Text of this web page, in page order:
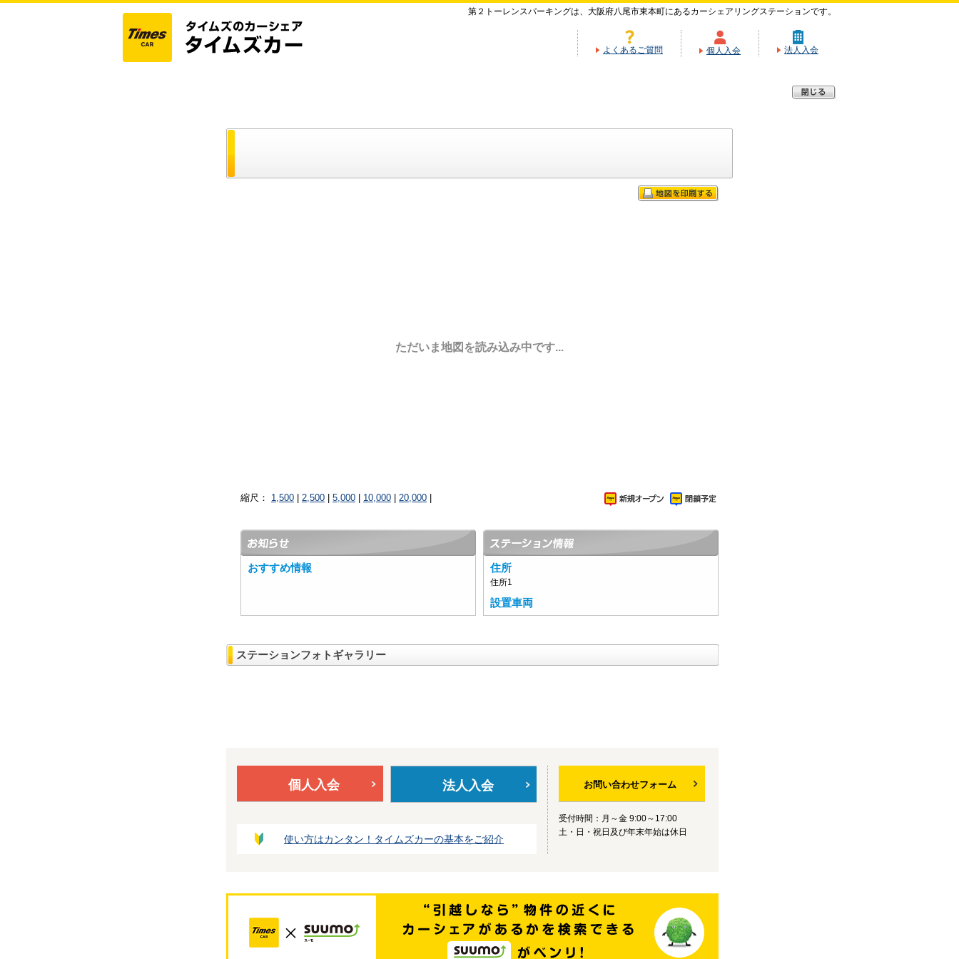
第２トーレンスパーキングは、大阪府八尾市東本町にあるカーシェアリングステーションです。
よくあるご質問 個人入会 法人入会
ただいま地図を読み込み中です...
縮尺： 1,500 2,500 5,000 10,000 20,000
おすすめ情報 住所
住所1
設置車両
ステーションフォトギャラリー
個人入会 法人入会
使い方はカンタン！タイムズカーの基本をご紹介
お問い合わせフォーム
受付時間：月～金 9:00～17:00
土・日・祝日及び年末年始は休日